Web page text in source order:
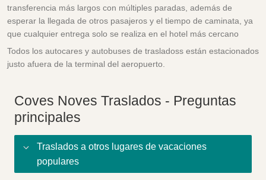
transferencia más largos con múltiples paradas, además de
esperar la llegada de otros pasajeros y el tiempo de caminata, ya
que cualquier entrega solo se realiza en el hotel más cercano
Todos los autocares y autobuses de trasladoss están estacionados
justo afuera de la terminal del aeropuerto.
Coves Noves Traslados - Preguntas
principales
Traslados a otros lugares de vacaciones
populares